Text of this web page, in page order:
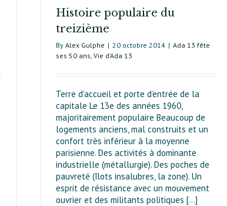
Histoire populaire du
treizième
By Alex Gulphe | 20 octobre 2014 | Ada 13 fête
ses 50 ans, Vie d’Ada 13
Terre d’accueil et porte d’entrée de la
capitale Le 13e des années 1960,
majoritairement populaire Beaucoup de
logements anciens, mal construits et un
confort très inférieur à la moyenne
parisienne. Des activités à dominante
industrielle (métallurgie). Des poches de
pauvreté (îlots insalubres, la zone). Un
esprit de résistance avec un mouvement
ouvrier et des militants politiques [...]